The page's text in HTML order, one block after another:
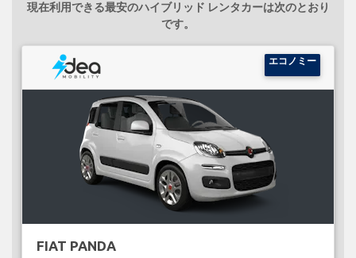
現在利用できる最安のハイブリッド レンタカーは次のとおり
です。
エコノミー
FIAT PANDA